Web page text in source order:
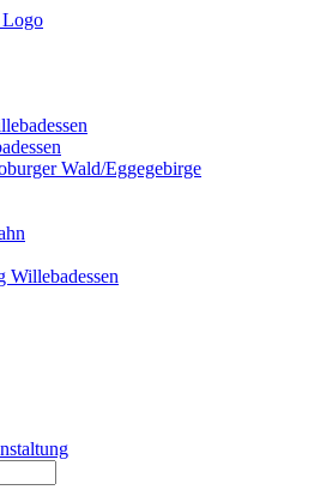
Wald/Eggegebirge
Willebadessen